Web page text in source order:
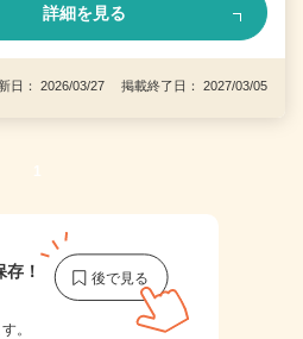
詳細を見る
日： 2026/03/27 掲載終了日： 2027/03/05
1
存！
。